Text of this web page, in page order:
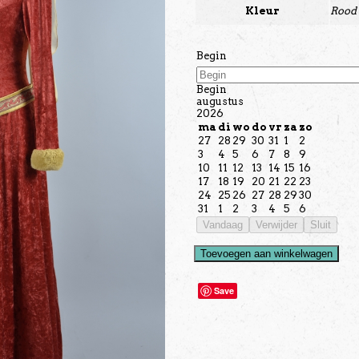
Kleur Rood
Begin
Begin
augustus
2026
ma di wo do vr za zo
27
28 29 30 31 1
2
3
4 5 6 7 8
9
10
11 12 13 14 15 16
17
18 19 20 21 22 23
24
25 26 27 28 29 30
31
1 2 3 4 5
6
Vandaag
Verwijder Sluit
Toevoegen aan winkelwagen
Save